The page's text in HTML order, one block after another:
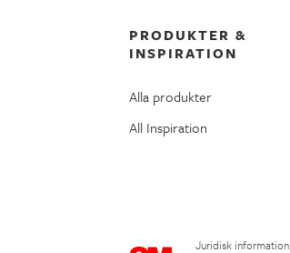
PRODUKTER &
INSPIRATION
Alla produkter
All Inspiration
Juridisk information